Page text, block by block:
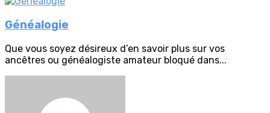
Généalogie
Que vous soyez désireux d’en savoir plus sur vos
ancêtres ou généalogiste amateur bloqué dans...